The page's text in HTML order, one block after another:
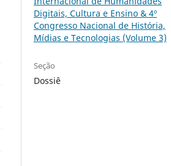
Digitais, Cultura e Ensino & 4º
Congresso Nacional de História,
Mídias e Tecnologias (Volume 3)
Seção
Dossiê